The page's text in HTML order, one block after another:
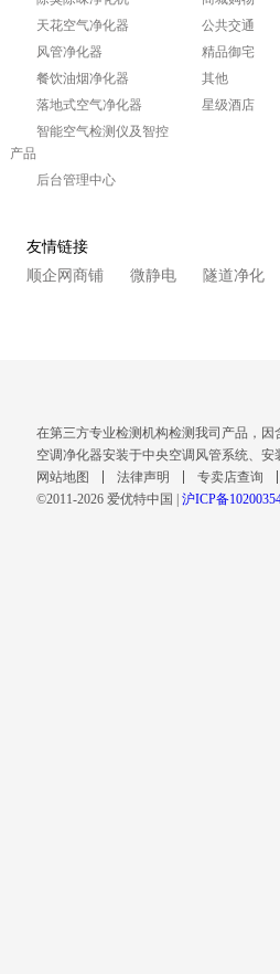
天花空气净化器
风管净化器
餐饮油烟净化器
落地式空气净化器
智能空气检测仪及智控
产品
后台管理中心
公共交通
精品御宅
其他
星级酒店
友情链接
顺企网商铺
微静电 隧道净化
在第三方专业检测机构检测我司产品，
空调净化器安装于中央空调风管系统、
网站地图
法律声明 专卖店查询
©2011-2026 爱优特中国 | 沪ICP备